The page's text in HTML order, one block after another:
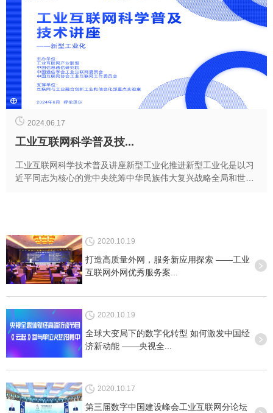
2024.06.17
工业互联网科学普及技...
工业互联网科学技术普及讲座新型工业化推进新型工业化是以习
近平同志为核心的党中央统筹中华民族伟大复兴战略全局和世界
2020.10.19
打造高质量外网，服务新应用探索 ——工业
互联网外网优秀服务案...
2020.10.19
全球大变局下的数字化转型 如何激发中国经
济新动能 ——央视全...
2020.10.17
第三届数字中国建设峰会工业互联网分论坛